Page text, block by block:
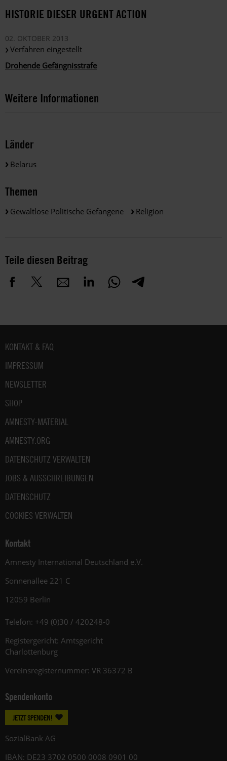
HISTORIE DIESER URGENT ACTION
02. OKTOBER 2013
Verfahren eingestellt
Drohende Gefängnisstrafe
Weitere Informationen
Länder
Belarus
Themen
Gewaltlose Politische Gefangene Religion
Teile diesen Beitrag
Fußbereich
KONTAKT & FAQ
IMPRESSUM
NEWSLETTER
SHOP
AMNESTY-MATERIAL
AMNESTY.ORG
DATENSCHUTZ VERWALTEN
JOBS & AUSSCHREIBUNGEN
DATENSCHUTZ
COOKIES VERWALTEN
Kontakt
Amnesty International Deutschland e.V.
Sonnenallee 221 C
12059 Berlin
Telefon: +49 (0)30 / 420248-0
Registergericht: Amtsgericht
Charlottenburg
Vereinsregisternummer: VR 36372 B
Spendenkonto
JETZT SPENDEN!
SozialBank AG
IBAN: DE23 3702 0500 0008 0901 00